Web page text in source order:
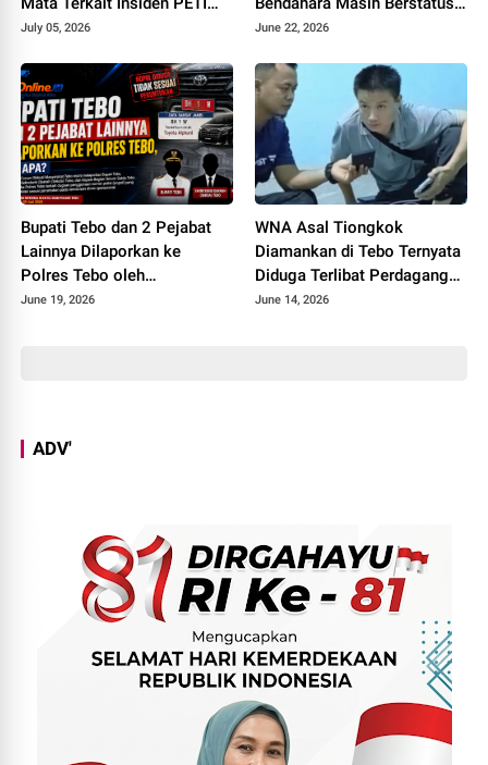
Maut Yang Tewaskan Warga
July 05, 2026
Saksi, Padahal Sudah Sita Rp
June 22, 2026
Bupati Tebo dan 2 Pejabat
Lainnya Dilaporkan ke
Polres Tebo oleh
Masyarakatnya, Ada Apa
June 19, 2026
WNA Asal Tiongkok
Diamankan di Tebo Ternyata
Diduga Terlibat Perdagangan
Orang, Datang ke Tebo
June 14, 2026
ADV'